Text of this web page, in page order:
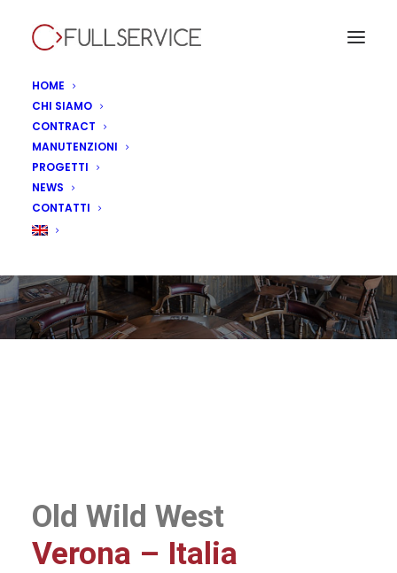
HOME
CHI SIAMO
CONTRACT
MANUTENZIONI
PROGETTI
NEWS
CONTATTI
Old Wild West,
Verona – Italia
Old Wild West
Verona – Italia